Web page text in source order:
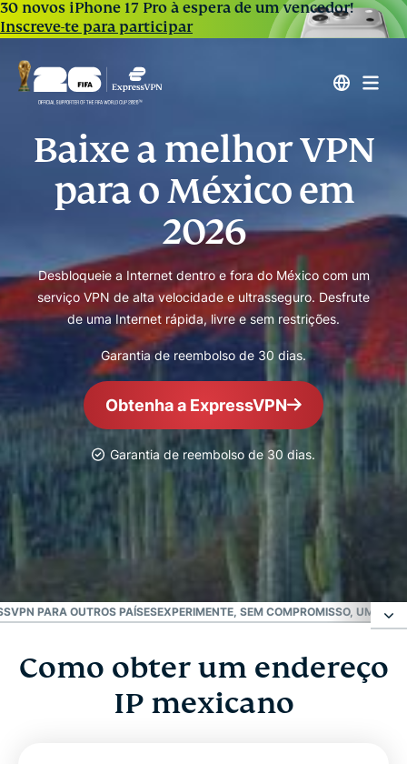
30 novos iPhone 17 Pro à espera de um vencedor!
Inscreve-te para participar
Baixe a melhor VPN
para o México em
2026
Desbloqueie a Internet dentro e fora do México com um
serviço VPN de alta velocidade e ultrasseguro. Desfrute
de uma Internet rápida, livre e sem restrições.
Garantia de reembolso de 30 dias.
Obtenha a ExpressVPN
Garantia de reembolso de 30 dias.
A VPN MAIS CONFIÁVEL
Melhor VPN do México
PARA OUTROS PAÍSESEXPERIMENTE, SEM COMPROMISSO, UMA
Como obter um endereço IP mexicano
Por que usar um servidor VPN mexicano?
Como obter um endereço
IP mexicano